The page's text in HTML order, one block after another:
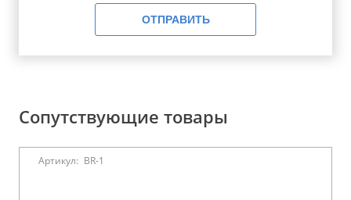
ОТПРАВИТЬ
Сопутствующие товары
Артикул: BR-1